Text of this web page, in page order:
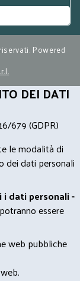
Powered
DEI DATI
679 (GDPR)
le modalità di
dei dati personali
dati personali -
essere
web pubbliche